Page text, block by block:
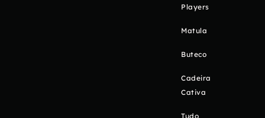
Players
Matula
Buteco
Cadeira
Cativa
Tudo